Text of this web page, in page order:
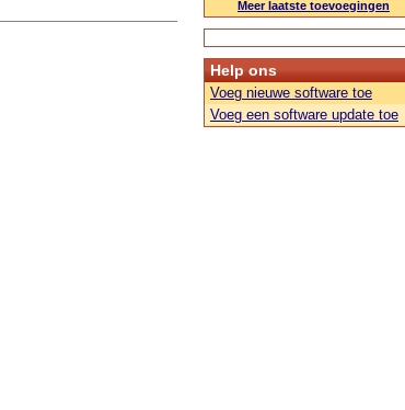
Meer laatste toevoegingen
Help ons
Voeg nieuwe software toe
Voeg een software update toe